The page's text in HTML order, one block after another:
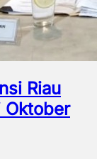
Riau
Oktober